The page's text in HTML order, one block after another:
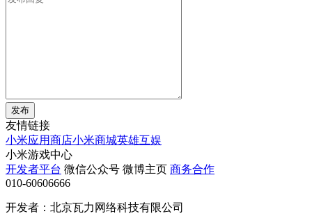
发布
友情链接
小米应用商店小米商城英雄互娱
小米游戏中心
开发者平台 微信公众号 微博主页 商务合作
010-60606666
开发者：北京瓦力网络科技有限公司